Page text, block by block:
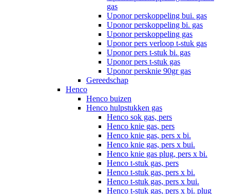
gas
Uponor perskoppeling bui. gas
Uponor perskoppeling bi. gas
Uponor perskoppeling gas
Uponor pers verloop t-stuk gas
Uponor pers t-stuk bi. gas
Uponor pers t-stuk gas
Uponor persknie 90gr gas
Gereedschap
Henco
Henco buizen
Henco hulpstukken gas
Henco sok gas, pers
Henco knie gas, pers
Henco knie gas, pers x bi.
Henco knie gas, pers x bui.
Henco knie gas plug, pers x bi.
Henco t-stuk gas, pers
Henco t-stuk gas, pers x bi.
Henco t-stuk gas, pers x bui.
Henco t-stuk gas, pers x bi. plug